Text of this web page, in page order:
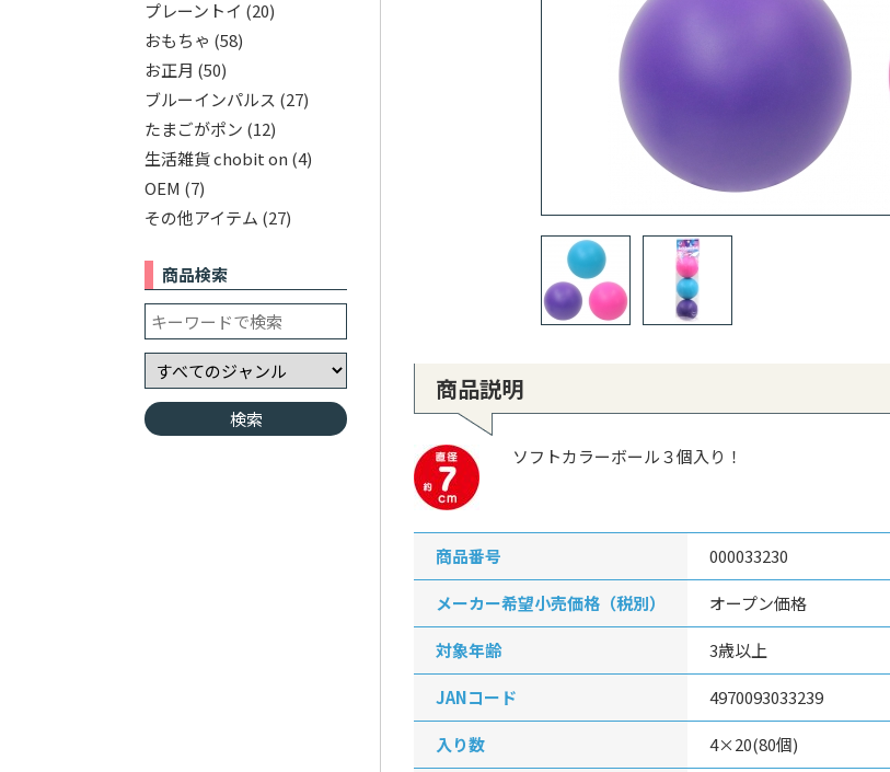
プレーントイ (20)
おもちゃ (58)
お正月 (50)
ブルーインパルス (27)
たまごがポン (12)
生活雑貨 chobit on (4)
OEM (7)
その他アイテム (27)
商品検索
商品説明
ソフトカラーボール３個入り！
商品番号 000033230
メーカー希望小売価格（税別） オープン価格
対象年齢 3歳以上
JANコード 4970093033239
入り数 4×20(80個)